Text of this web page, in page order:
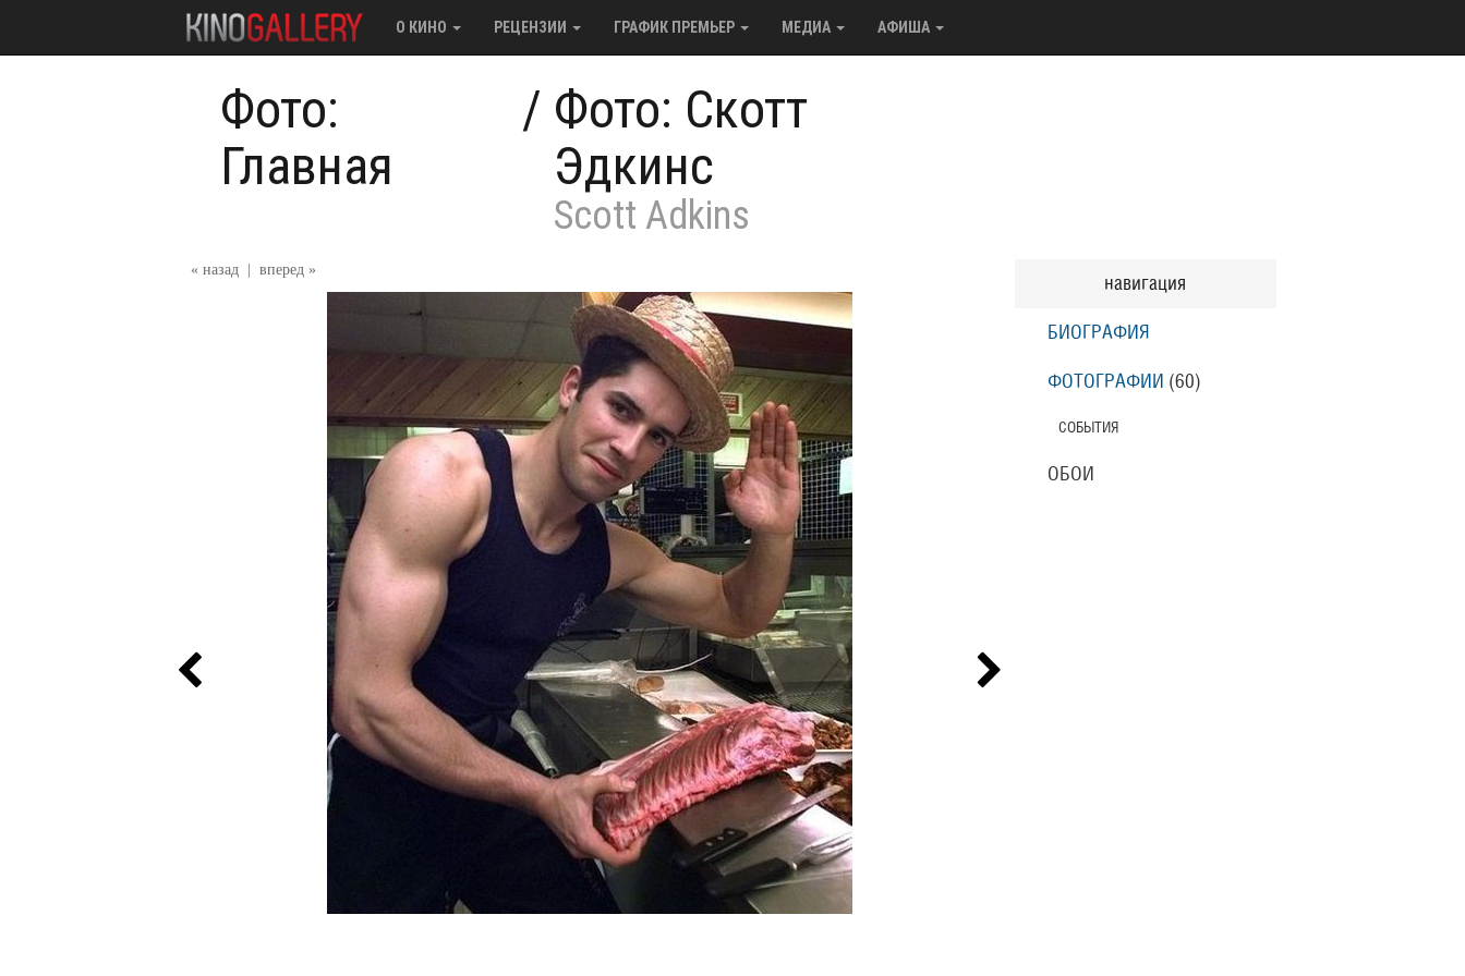
О КИНО РЕЦЕНЗИИ ГРАФИК ПРЕМЬЕР МЕДИА АФИША
Фото:
Главная
/ Фото: Скотт
Эдкинс
Scott Adkins
« назад вперед »
навигация
БИОГРАФИЯ
ФОТОГРАФИИ (60)
СОБЫТИЯ
ОБОИ